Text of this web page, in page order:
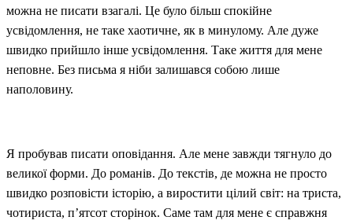
можна не писати взагалі. Це було більш спокійне
усвідомлення, не таке хаотичне, як в минулому. Але дуже
швидко прийшло інше усвідомлення. Таке життя для мене
неповне. Без письма я ніби залишався собою лише
наполовину.
Я пробував писати оповідання. Але мене завжди тягнуло до
великої форми. До романів. До текстів, де можна не просто
швидко розповісти історію, а виростити цілий світ: на триста,
чотириста, п’ятсот сторінок. Саме там для мене є справжня